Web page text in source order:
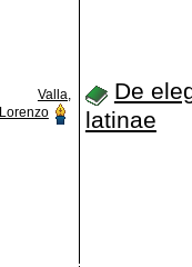
Valla,
Lorenzo
De
latinae